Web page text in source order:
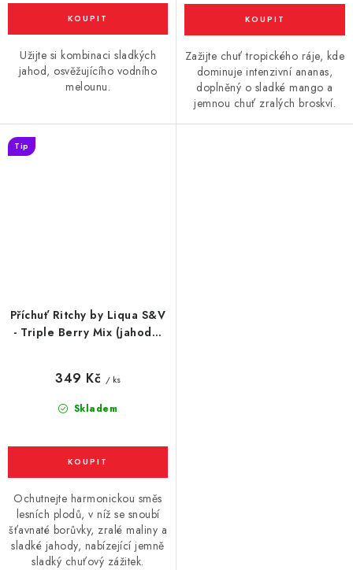
Užijte si kombinaci sladkých
jahod, osvěžujícího vodního
melounu.
Zažijte chuť tropického ráje, kde
dominuje intenzivní ananas,
doplněný o sladké mango a
jemnou chuť zralých broskví.
Příchuť Ritchy by Liqua S&V
- Triple Berry Mix (jahoda,
Tip
Skladem
349 Kč / ks
Ochutnejte harmonickou směs
lesních plodů, v níž se snoubí
šťavnaté borůvky, zralé maliny a
sladké jahody, nabízející jemně
sladký chuťový zážitek.